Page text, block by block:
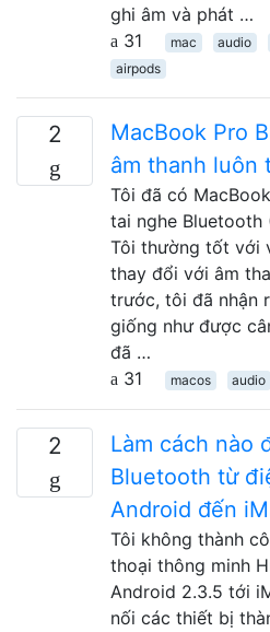
ghi âm và phát …
31
mac audio
airpods
2
MacBook Pro
âm thanh luôn
Tôi đã có
tai nghe Bluetooth
Tôi thường tốt với
thay đổi với âm
trước, tôi đã nhận
giống như được
đã …
31
macos audio
2
Làm cách nào
Bluetooth từ
Android đến
Tôi không thành
thoại thông minh
Android 2.3.5 tới
nối các thiết bị